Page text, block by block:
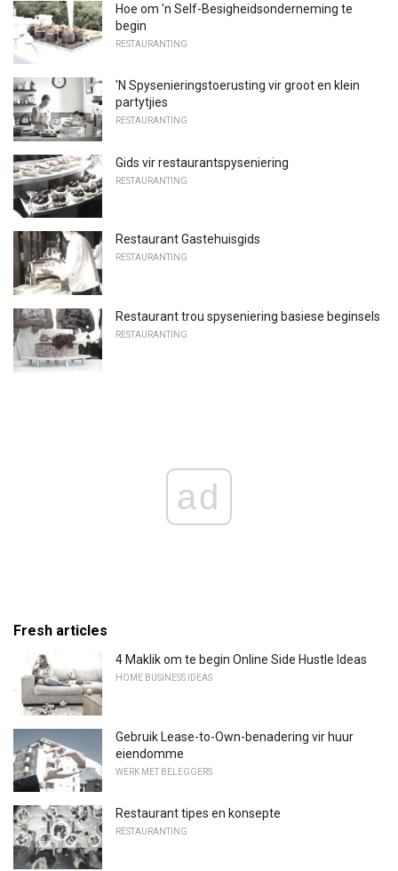
Hoe om 'n Self-Besigheidsonderneming te
begin
RESTAURANTING
'N Spysenieringstoerusting vir groot en klein
partytjies
RESTAURANTING
Gids vir restaurantspyseniering
RESTAURANTING
Restaurant Gastehuisgids
RESTAURANTING
Restaurant trou spyseniering basiese beginsels
RESTAURANTING
ad
Fresh articles
4 Maklik om te begin Online Side Hustle Ideas
HOME BUSINESS IDEAS
Gebruik Lease-to-Own-benadering vir huur
eiendomme
WERK MET BELEGGERS
Restaurant tipes en konsepte
RESTAURANTING